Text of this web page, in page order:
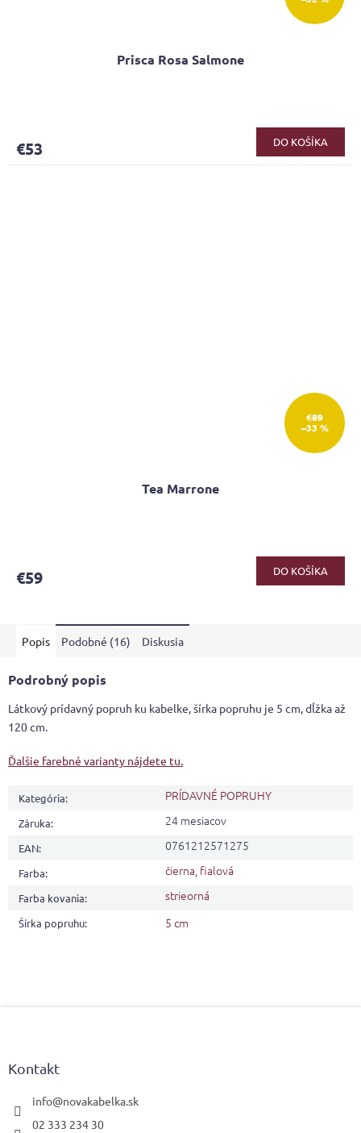
Prisca Rosa Salmone
€53 DO KOŠÍKA
€89
–33 %
Tea Marrone
je
hviezdičiek.
€59 DO KOŠÍKA
Popis Podobné (16) Diskusia
Podrobný popis
Látkový prídavný popruh ku kabelke, šírka popruhu je 5 cm, dĺžka až
120 cm.
Ďalšie farebné varianty nájdete tu.
Kategória: PRÍDAVNÉ POPRUHY
Záruka: 24 mesiacov
EAN: 0761212571275
Farba: čierna, fialová
Farba kovania: strieorná
Šírka popruhu: 5 cm
Kontakt
info@novakabelka.sk
02 333 234 30